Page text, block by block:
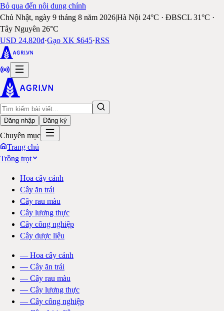
Bỏ qua đến nội dung chính
Chủ Nhật, ngày 9 tháng 8 năm 2026|Hà Nội 24°C · ĐBSCL 31°C ·
Tây Nguyên 26°C
USD 24.820đ·Gạo XK $645·RSS
Đăng nhập Đăng ký
Chuyên mục
Trang chủ
Trồng trọt
Hoa cây cảnh
Cây ăn trái
Cây rau màu
Cây lương thực
Cây công nghiệp
Cây dược liệu
— Hoa cây cảnh
— Cây ăn trái
— Cây rau màu
— Cây lương thực
— Cây công nghiệp